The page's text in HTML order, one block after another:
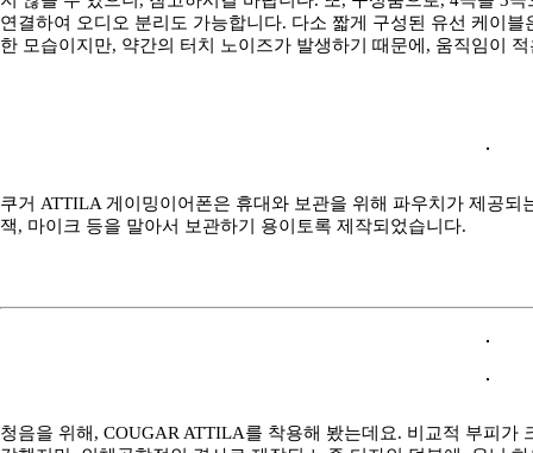
연결하여 오디오 분리도 가능합니다. 다소 짧게 구성된 유선 케이
한 모습이지만, 약간의 터치 노이즈가 발생하기 때문에, 움직임이
쿠거 ATTILA 게이밍이어폰은 휴대와 보관을 위해 파우치가 제공
잭, 마이크 등을 말아서 보관하기 용이토록 제작되었습니다.
청음을 위해, COUGAR ATTILA를 착용해 봤는데요. 비교적 부피